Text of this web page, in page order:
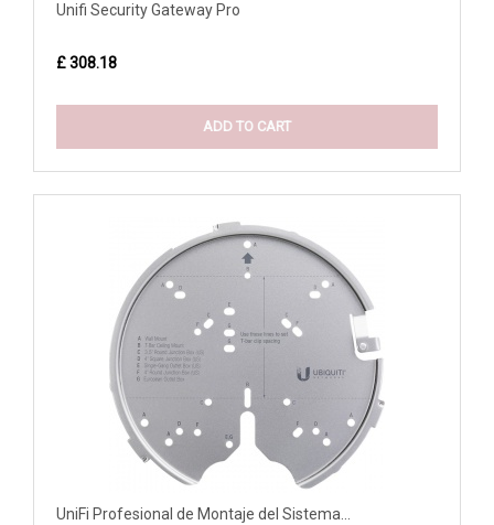
Unifi Security Gateway Pro
£ 308.18
ADD TO CART
UniFi Profesional de Montaje del Sistema...